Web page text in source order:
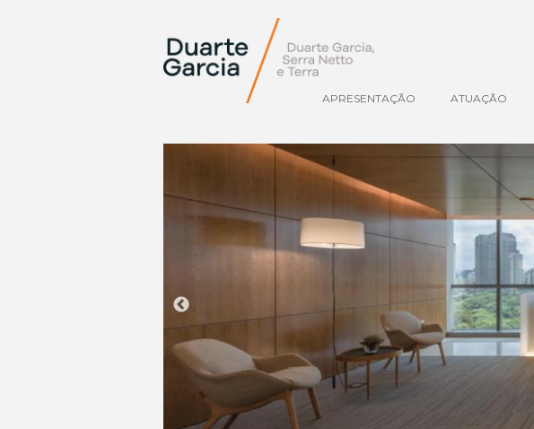
APRESENTAÇÃO ATUAÇÃO